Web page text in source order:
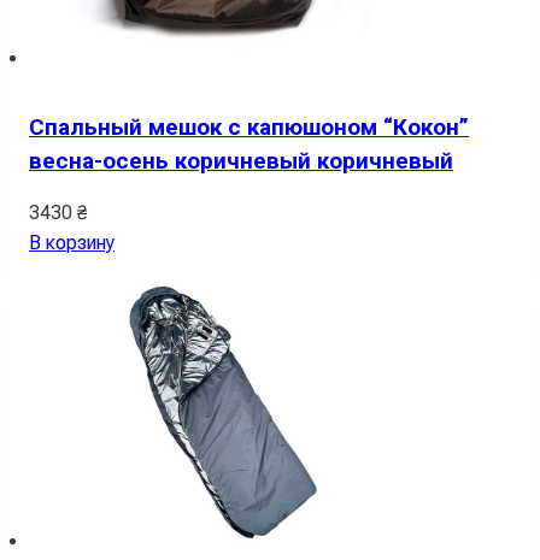
Спальный мешок с капюшоном “Кокон”
весна-осень коричневый коричневый
3430 ₴
В корзину